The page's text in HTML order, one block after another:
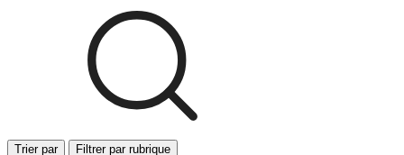
Trier par Filtrer par rubrique